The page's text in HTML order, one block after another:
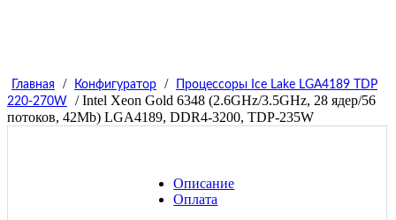
Главная / Конфигуратор /
Процессоры Ice Lake LGA4189 TDP
220-270W
/ Intel Xeon Gold 6348 (2.6GHz/3.5GHz, 28 ядер/56
потоков, 42Mb) LGA4189, DDR4-3200, TDP-235W
Описание
Оплата